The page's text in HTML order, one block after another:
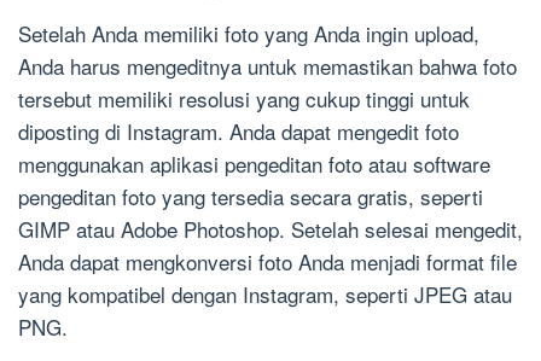
Setelah Anda memiliki foto yang Anda ingin upload,
Anda harus mengeditnya untuk memastikan bahwa foto
tersebut memiliki resolusi yang cukup tinggi untuk
diposting di Instagram. Anda dapat mengedit foto
menggunakan aplikasi pengeditan foto atau software
pengeditan foto yang tersedia secara gratis, seperti
GIMP atau Adobe Photoshop. Setelah selesai mengedit,
Anda dapat mengkonversi foto Anda menjadi format file
yang kompatibel dengan Instagram, seperti JPEG atau
PNG.